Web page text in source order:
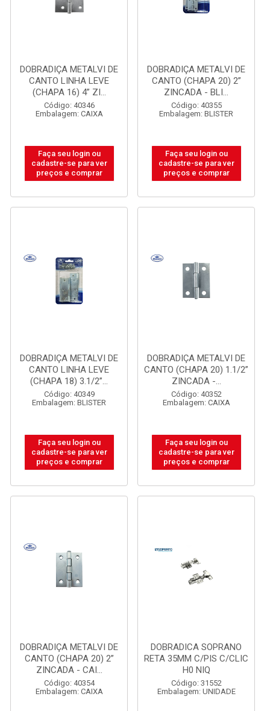
DOBRADIÇA METALVI DE
CANTO LINHA LEVE
(CHAPA 16) 4” ZI...
Código: 40346
Embalagem: CAIXA
Faça seu login ou
cadastre-se para ver
preços e comprar
DOBRADIÇA METALVI DE
CANTO (CHAPA 20) 2”
ZINCADA - BLI...
Código: 40355
Embalagem: BLISTER
Faça seu login ou
cadastre-se para ver
preços e comprar
DOBRADIÇA METALVI DE
CANTO LINHA LEVE
(CHAPA 18) 3.1/2”...
Código: 40349
Embalagem: BLISTER
Faça seu login ou
cadastre-se para ver
preços e comprar
DOBRADIÇA METALVI DE
CANTO (CHAPA 20) 1.1/2”
ZINCADA -...
Código: 40352
Embalagem: CAIXA
Faça seu login ou
cadastre-se para ver
preços e comprar
DOBRADIÇA METALVI DE
CANTO (CHAPA 20) 2”
ZINCADA - CAI...
Código: 40354
Embalagem: CAIXA
DOBRADICA SOPRANO
RETA 35MM C/PIS C/CLIC
H0 NIQ
Código: 31552
Embalagem: UNIDADE